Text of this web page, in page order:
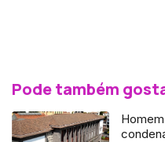
Pode também